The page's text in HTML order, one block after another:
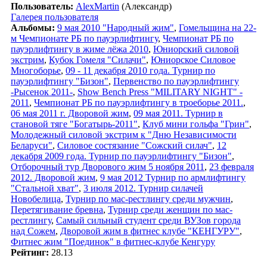
Пользователь: AlexMartin (Александр)
Галерея пользователя
Альбомы: 9 мая 2010 "Народный жим", Гомельщина на 22-
м Чемпионате РБ по пауэрлифтингу, Чемпионат РБ по
пауэрлифтингу в жиме лёжа 2010, Юниорский силовой
экстрим, Кубок Гомеля "Силачи", Юниорское Силовое
Многоборье, 09 - 11 декабря 2010 года. Турнир по
пауэрлифтингу "Бизон", Первенство по пауэрлифтингу
-Рысенок 2011-, Show Bench Press "MILITARY NIGHT" -
2011 , Чемпионат РБ по пауэрлифтингу в троеборье 2011.,
06 мая 2011 г. Дворовой жим, 09 мая 2011. Турнир в
становой тяге "Богатырь-2011", Клуб мини гольфа "Грин",
Молодежный силовой экстрим к "Дню Независимости
Беларуси", Силовое состязание "Сожский силач", 12
декабря 2009 года. Турнир по пауэрлифтингу "Бизон",
Отборочный тур Дворового жим 5 ноября 2011 , 23 февраля
2012. Дворовой жим, 9 мая 2012 Турнир по армлифтингу
"Стальной хват", 3 июля 2012. Турнир силачей
Новобелица, Турнир по мас-рестлингу среди мужчин,
Перетягивание бревна, Турнир среди женщин по мас-
рестлингу, Самый сильный студент среди ВУЗов города
над Сожем, Дворовой жим в фитнес клубе "КЕНГУРУ",
Фитнес жим "Поединок" в фитнес-клубе Кенгуру
Рейтинг: 28.13